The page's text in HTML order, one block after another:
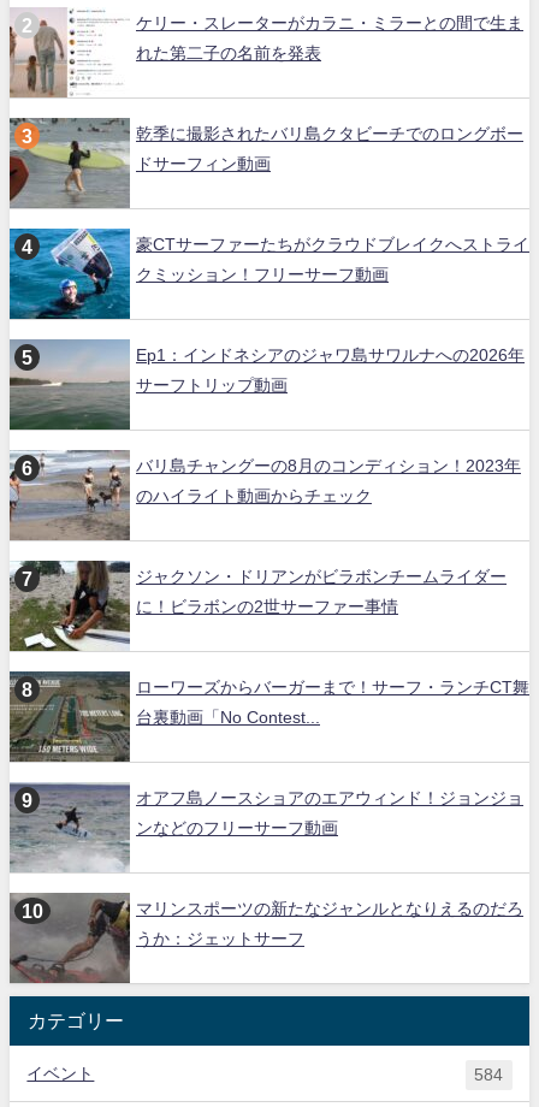
ケリー・スレーターがカラニ・ミラーとの間で生ま
れた第二子の名前を発表
乾季に撮影されたバリ島クタビーチでのロングボー
ドサーフィン動画
豪CTサーファーたちがクラウドブレイクへストライ
クミッション！フリーサーフ動画
Ep1：インドネシアのジャワ島サワルナへの2026年
サーフトリップ動画
バリ島チャングーの8月のコンディション！2023年
のハイライト動画からチェック
ジャクソン・ドリアンがビラボンチームライダー
に！ビラボンの2世サーファー事情
ローワーズからバーガーまで！サーフ・ランチCT舞
台裏動画「No Contest...
オアフ島ノースショアのエアウィンド！ジョンジョ
ンなどのフリーサーフ動画
マリンスポーツの新たなジャンルとなりえるのだろ
うか：ジェットサーフ
カテゴリー
イベント 584